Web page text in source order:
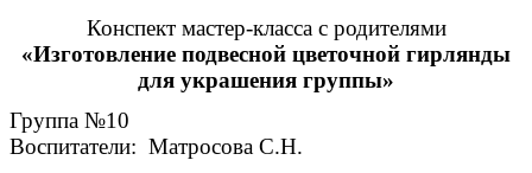
Конспект мастер-класса с родителями
«Изготовление подвесной цветочной гирлянды
для украшения группы»
Группа №10
Воспитатели: Матросова С.Н.